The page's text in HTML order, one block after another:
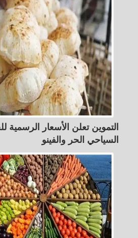
التموين تعلن الأسعار الرسمية
السياحي الحر والفينو